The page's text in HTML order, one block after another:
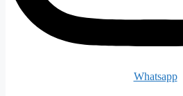
Whatsapp